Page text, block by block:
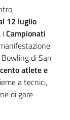
12 luglio
iCampionati
di San
atlete e
a tecnici,
di gare